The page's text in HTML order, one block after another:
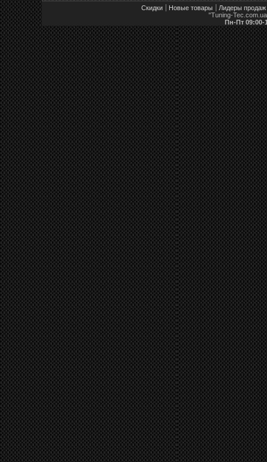
Скидки Новые товары
Лидеры продаж
"Tuning-
Пн-Пт 09:00-